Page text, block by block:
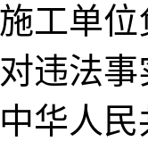
工单
违法
华人